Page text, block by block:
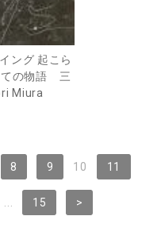
ング 起こら
ての物語 三
Miura
8 9 10 11
15 >